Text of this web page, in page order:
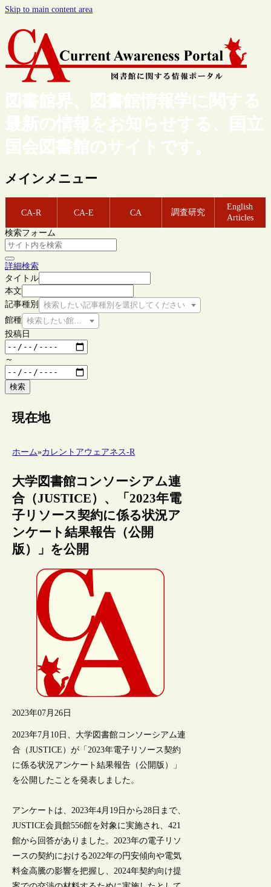
Skip to main content area
図書館界、図書館情報学に関する
最新の情報をお知らせする、国立
国会図書館のサイトです。
メインメニュー
CA-R CA-E CA 調査研究
English
Articles
検索フォーム
詳細検索
タイトル
本文
記事種別
検索したい記事種別を選択してください
館種 検索したい館種を選択してください
投稿日
～
検索
現在地
ホーム»カレントアウェアネス-R
大学図書館コンソーシアム連
合（JUSTICE）、「2023年電
子リソース契約に係る状況ア
ンケート結果報告（公開
版）」を公開
2023年07月26日
2023年7月10日、大学図書館コンソーシアム連
合（JUSTICE）が「2023年電子リソース契約
に係る状況アンケート結果報告（公開版）」
を公開したことを発表しました。
アンケートは、2023年4月19日から28日まで、
JUSTICE会員館556館を対象に実施され、421
館から回答がありました。2023年の電子リソ
ースの契約における2022年の円安傾向や電気
料金高騰の影響を把握し、2024年契約向け提